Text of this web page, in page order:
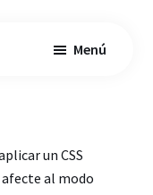
Menú
un CSS
al modo